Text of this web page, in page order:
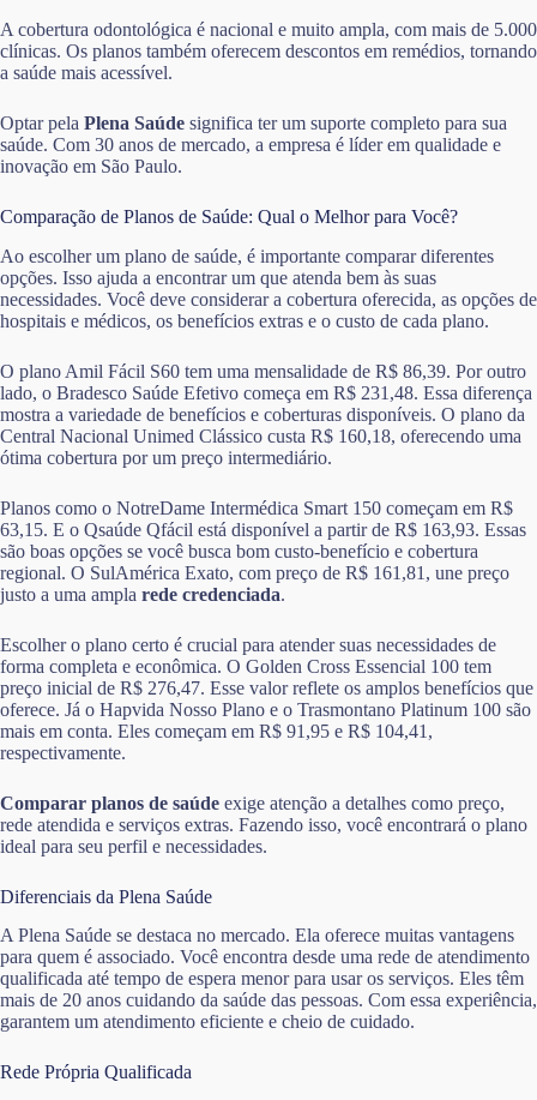
A cobertura odontológica é nacional e muito ampla, com mais de 5.000
clínicas. Os planos também oferecem descontos em remédios, tornando
a saúde mais acessível.
Optar pela Plena Saúde significa ter um suporte completo para sua
saúde. Com 30 anos de mercado, a empresa é líder em qualidade e
inovação em São Paulo.
Comparação de Planos de Saúde: Qual o Melhor para Você?
Ao escolher um plano de saúde, é importante comparar diferentes
opções. Isso ajuda a encontrar um que atenda bem às suas
necessidades. Você deve considerar a cobertura oferecida, as opções de
hospitais e médicos, os benefícios extras e o custo de cada plano.
O plano Amil Fácil S60 tem uma mensalidade de R$ 86,39. Por outro
lado, o Bradesco Saúde Efetivo começa em R$ 231,48. Essa diferença
mostra a variedade de benefícios e coberturas disponíveis. O plano da
Central Nacional Unimed Clássico custa R$ 160,18, oferecendo uma
ótima cobertura por um preço intermediário.
Planos como o NotreDame Intermédica Smart 150 começam em R$
63,15. E o Qsaúde Qfácil está disponível a partir de R$ 163,93. Essas
são boas opções se você busca bom custo-benefício e cobertura
regional. O SulAmérica Exato, com preço de R$ 161,81, une preço
justo a uma ampla rede credenciada.
Escolher o plano certo é crucial para atender suas necessidades de
forma completa e econômica. O Golden Cross Essencial 100 tem
preço inicial de R$ 276,47. Esse valor reflete os amplos benefícios que
oferece. Já o Hapvida Nosso Plano e o Trasmontano Platinum 100 são
mais em conta. Eles começam em R$ 91,95 e R$ 104,41,
respectivamente.
Comparar planos de saúde exige atenção a detalhes como preço,
rede atendida e serviços extras. Fazendo isso, você encontrará o plano
ideal para seu perfil e necessidades.
Diferenciais da Plena Saúde
A Plena Saúde se destaca no mercado. Ela oferece muitas vantagens
para quem é associado. Você encontra desde uma rede de atendimento
qualificada até tempo de espera menor para usar os serviços. Eles têm
mais de 20 anos cuidando da saúde das pessoas. Com essa experiência,
garantem um atendimento eficiente e cheio de cuidado.
Rede Própria Qualificada